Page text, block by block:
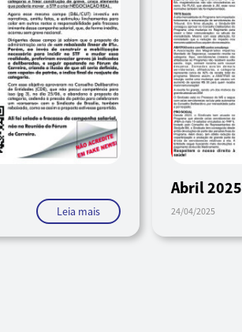
Leia mais
Abril 2025
24/04/2025